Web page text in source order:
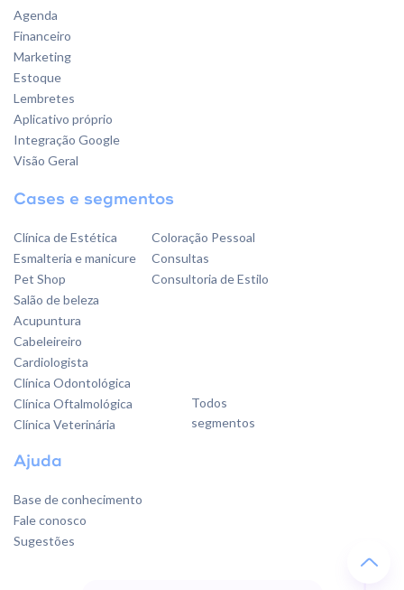
Agenda
Financeiro
Marketing
Estoque
Lembretes
Aplicativo próprio
Integração Google
Visão Geral
Cases e segmentos
Todos
segmentos
Clínica de Estética
Esmalteria e manicure
Pet Shop
Salão de beleza
Acupuntura
Cabeleireiro
Cardiologista
Clínica Odontológica
Clínica Oftalmológica
Clínica Veterinária
Coloração Pessoal
Consultas
Consultoria de Estilo
Ajuda
Base de conhecimento
Fale conosco
Sugestões